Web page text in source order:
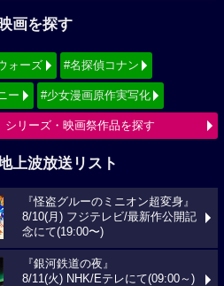
画を探す
ォーズ #名探偵コナン
ー #少女漫画原作実写化
シリーズ・映画祭作品を探す
上波放送リスト
『怪盗グルーのミニオン超変身』
8/10(月) フジテレビ/最新作公開記
念にて(19:00〜)
『銀河鉄道の夜』
8/11(火) NHK/Eテレにて(09:00～)